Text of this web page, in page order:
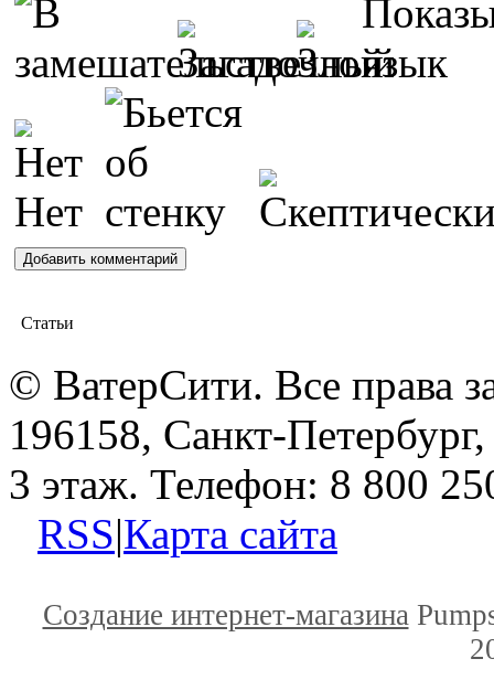
Статьи
© ВатерСити. Все права
196158, Санкт-
3 этаж. Телефон: 8 800
RSS|Карта сайта
Создание интернет-магазина